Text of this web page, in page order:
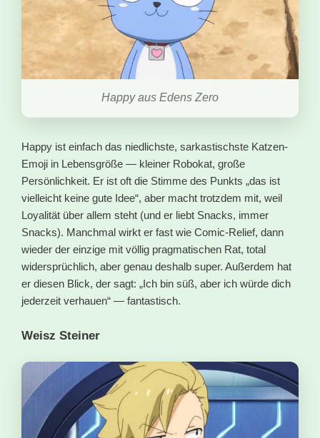
Happy aus Edens Zero
Happy ist einfach das niedlichste, sarkastischste Katzen-
Emoji in Lebensgröße — kleiner Robokat, große
Persönlichkeit. Er ist oft die Stimme des Punkts „das ist
vielleicht keine gute Idee“, aber macht trotzdem mit, weil
Loyalität über allem steht (und er liebt Snacks, immer
Snacks). Manchmal wirkt er fast wie Comic-Relief, dann
wieder der einzige mit völlig pragmatischen Rat, total
widersprüchlich, aber genau deshalb super. Außerdem hat
er diesen Blick, der sagt: „Ich bin süß, aber ich würde dich
jederzeit verhauen“ — fantastisch.
Weisz Steiner